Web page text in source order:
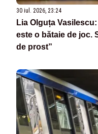
30 iul. 2026, 23:24
Lia Olguța
este o bătaie de joc.
de prost”